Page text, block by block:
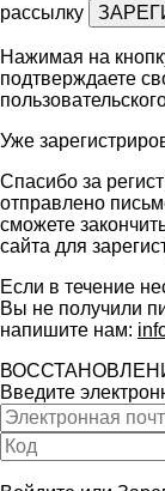
рассылку
Нажимая на
подтверждаете
Уже
Спасибо за
отправлено
сможете
сайта для
Если в течение
Вы не получили
напишите нам:
Введите